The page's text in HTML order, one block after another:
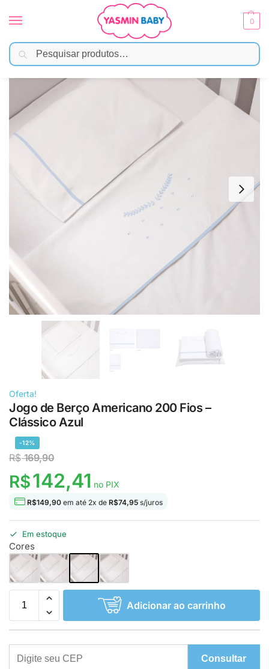
0
Início Enxoval / Lençóis e Fronhas
Oferta!
Jogo de Berço Americano 200 Fios –
Clássico Azul
-12%
R$169,90
R$142,41 no PIX
R$149,90 em até 2x de R$74,95 s/juros
Em estoque
Cores
Adicionar ao carrinho
Consultar